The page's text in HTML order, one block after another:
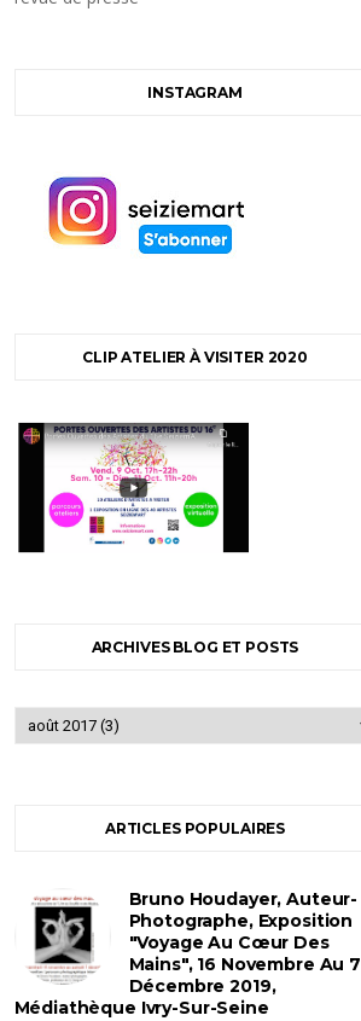
INSTAGRAM
CLIP ATELIER À VISITER 2020
ARCHIVES BLOG ET POSTS
ARTICLES POPULAIRES
Bruno Houdayer, Auteur-
Photographe, Exposition
"Voyage Au Cœur Des
Mains", 16 Novembre Au 7
Décembre 2019,
Médiathèque Ivry-Sur-Seine